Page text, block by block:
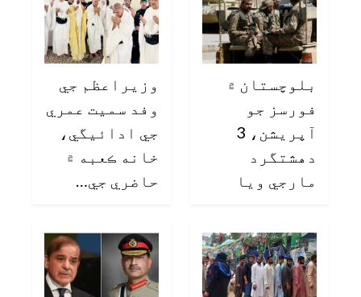
بلوچستان ۾
فورسز جو
آپريشن، 3
دهشتگرد
مارجي ويا
وزيراعظم جي
وفد سميت عمري
جي ادائيگي،
خانه ڪعبه ۾
حاضري جي…